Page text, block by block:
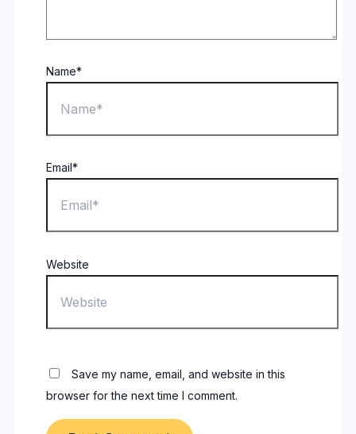
Name*
Email*
Website
Save my name, email, and website in this
browser for the next time I comment.